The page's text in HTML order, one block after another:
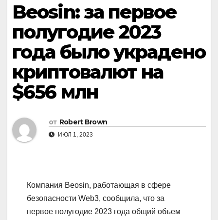
Beosin: за первое
полугодие 2023
года было украдено
криптовалют на
$656 млн
от Robert Brown
ИЮЛ 1, 2023
Компания Beosin, работающая в сфере
безопасности Web3, сообщила, что за
первое полугодие 2023 года общий объем